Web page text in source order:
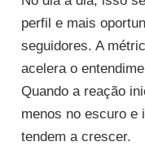
perfil e mais
seguidores. A
acelera o
Quando a reação
menos no escuro e
tendem a crescer.